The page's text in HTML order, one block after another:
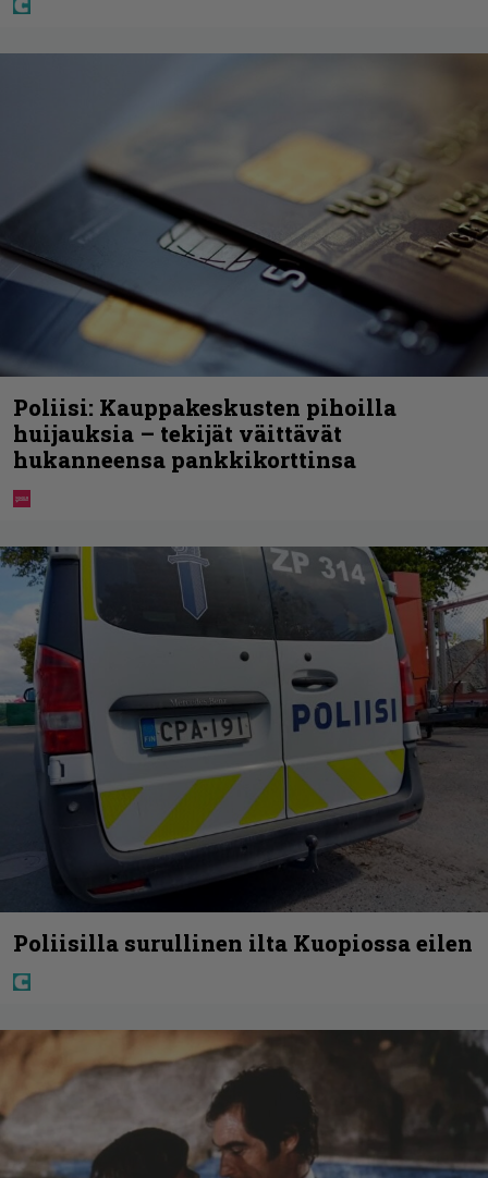
Poliisi: Kauppakeskusten pihoilla
huijauksia – tekijät väittävät
hukanneensa pankkikorttinsa
Poliisilla surullinen ilta Kuopiossa eilen